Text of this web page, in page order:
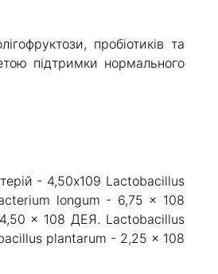
пробіотиків та
підтримки нормального
- 4,50х109 Lactobacillus
longum - 6,75 x 108
x 108 ДЕЯ. Lactobacillus
plantarum - 2,25 x 108